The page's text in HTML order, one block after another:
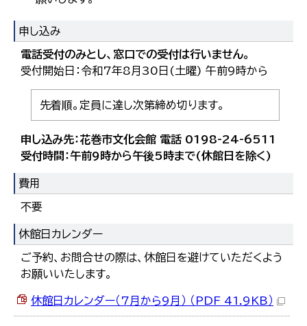
申し込み
電話受付のみとし、窓口での受付は行いません。
受付開始日：令和7年8月30日(土曜) 午前9時から
先着順。定員に達し次第締め切ります。
申し込み先：花巻市文化会館 電話 0198-24-6511
受付時間：午前9時から午後5時まで(休館日を除く)
費用
不要
休館日カレンダー
ご予約、お問合せの際は、休館日を避けていただくよう
お願いいたします。
休館日カレンダー（7月から9月） （PDF 41.9KB）